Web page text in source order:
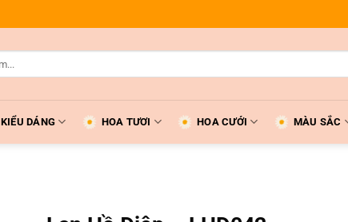
KIỂU DÁNG HOA TƯƠI HOA CƯỚI MÀU SẮC